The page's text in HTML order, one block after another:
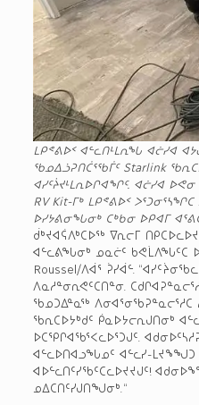
ᒪᑭᕝᕕᐅᑉ ᐊᓪᓚᑎᒻᒪᕆᖓ ᐊᓖᓯᐊ
ᖃᓄᐃᓘᕈᑎᑖᕐᖃᒦᑦ Starlink
ᐊᓯᑦᔩᔪᒻᒪᕆᐅᒋᐊᖏᑦ. ᐊᓖᓯᐊ ᐅᕙᓂ
RV Kit-ᒥᒃ ᒪᑭᕝᕕᐅᑉ
ᐅᓯᔭᕕᓂᖓᓂᒃ ᑕᒃᑲᓂ ᐅᑭᐊᒥ
ᑰᒃᔪᐊᕌᐱᒃᑕᐅᖅ ᐁᕆᓕᒥ
ᐊᓪᓚᕕᖓᓂᒃ ᓄᓇᓖᑦ ᑲᕙᒫᐱᖓᑦᑕ
Roussel/ᐱᐋᕐ ᕉᓯᐋᓪ.
ᐱᓇᓱᓐᓂᕆᕙᑦᑕᑎᓐᓂ.
ᖃᓄᑐᐃᓐᓇᖅ ᐱᓂᐊᕐᓂᖃᕈᓐᓇᓕᕐᓱᑕ
ᖃᕆᑕᐅᔭᒃᑯᑦ ᑮᓇᐅᔭᓕᕆᒍᑎᓂᒃ
ᐅᑕᕿᒋᐊᖃᕐᐸᓚᐅᕐᑐᒍᑦ.
ᐊᓪᓚᐅᑎᐊᓗᖓᓄᑦ ᐊᓪᓚᓯ-ᒪᔪᖕᖑᑐ
ᐊᐅᓪᓚᑎᑦᓯᖃᑦᑕᓚᐅᔪᔪᒍᑦ!
ᓄᐃᑕᑎᑦᓯᒍᑎᖑᓂᒃ.“